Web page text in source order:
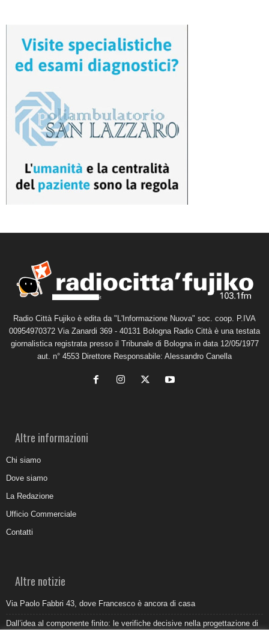
Radio Città Fujiko è edita da "L'Informazione Nuova" soc. coop. P.IVA
00954970372 Via Zanardi 369 - 40131 Bologna Radio Città è una testata
giornalistica registrata presso il Tribunale di Bologna in data 12/05/1977
aut. n° 4553 Direttore Responsabile: Alessandro Canella
Altre informazioni
Chi siamo
Dove siamo
La Redazione
Ufficio Commerciale
Contatti
Altre notizie
Via Paolo Fabbri 43, dove Francesco è ancora di casa
Dall’idea al componente finito: le verifiche decisive nella progettazione di